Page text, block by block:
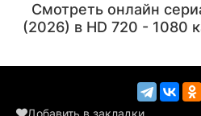
Смотреть онлайн
(2026) в HD 720 - 1080
Добавить в закладки